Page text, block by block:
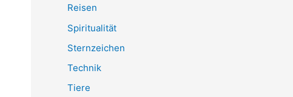
Reisen
Spiritualität
Sternzeichen
Technik
Tiere